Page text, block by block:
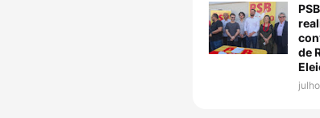
de